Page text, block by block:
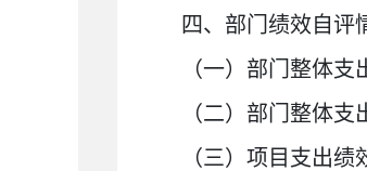
四、部门绩效自评
（一）部门整体
（二）部门整体支
（三）项目支出绩